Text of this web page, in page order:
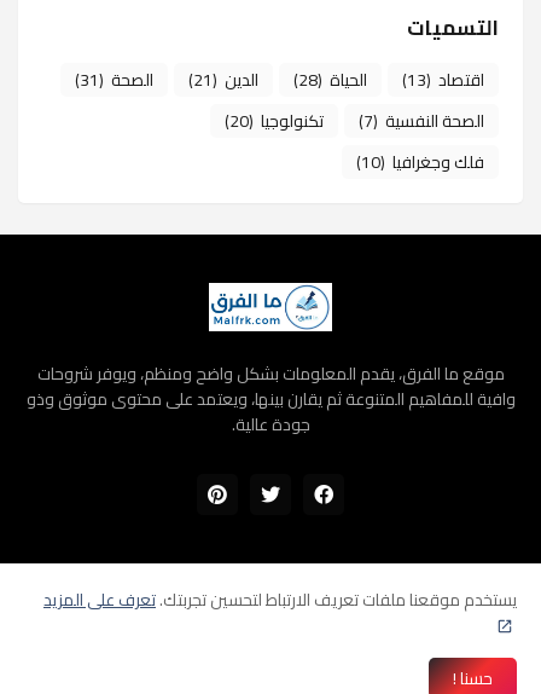
التسميات
اقتصاد (13) الحياة (28) الدين (21) الصحة (31)
الصحة النفسية (7) تكنولوجيا (20)
فلك وجغرافيا (10)
موقع ما الفرق، يقدم المعلومات بشكل واضح ومنظم، ويوفر شروحات
وافية للمفاهيم المتنوعة ثم يقارن بينها، ويعتمد على محتوى موثوق وذو
جودة عالية.
جميع الحقوق محفوظة 2026 ©
الرئيسية سياسة الخصوصية اتفاقية الاستخدام
اتصل بنا
يستخدم موقعنا ملفات تعريف الارتباط لتحسين تجربتك.تعرف على المزيد
حسنا !